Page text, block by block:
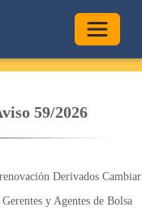
59/2026
Derivados
y Agentes de Bolsa